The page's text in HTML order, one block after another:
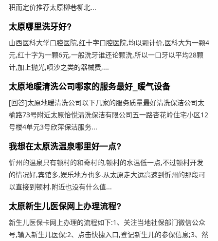
积而定价推荐太原柳巷柳北...
太原哪里洗牙好?
山西医科大学口腔医院,红十字口腔医院,均以颗计价,医科大为一颗4
元,红十字为一颗6元,一般洗牙谁还论颗洗,所以一口牙以平均28颗
计,加上抛光,喷沙之类的器械费,...
太原地暖清洗公司哪家的服务最好_暖气设备
[回答]太原地暖清洗公司以下几家的服务质量最好清洗保洁公司太
榆路73号附近太原怡悦清洗保洁有限公司五一路杏花岭住宅小区12
号楼4单元3号欣萍保洁服务...
我想在太原洗温泉哪里好一点?
忻州的温泉只有顿村的和奇村的,顿村的水温低一点,不过顿村开发
的情况好,宾馆多,娱乐地方也多.从太原走大运高速到忻州的那段可
以直接到顿村.附近也没有什么值...
太原新生儿医保网上办理流程?
新生儿医保卡网上办理的流程如下:1、关注当地社保部门微信公众
号,输入新生儿医保;2、点击快捷入口,登记新生儿的参保信息;3、然